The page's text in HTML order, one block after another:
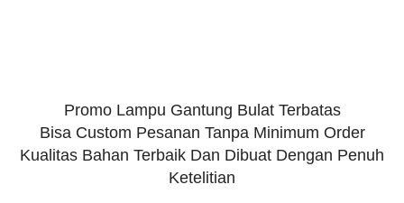
Promo Lampu Gantung Bulat Terbatas
Bisa Custom Pesanan Tanpa Minimum Order
Kualitas Bahan Terbaik Dan Dibuat Dengan Penuh
Ketelitian